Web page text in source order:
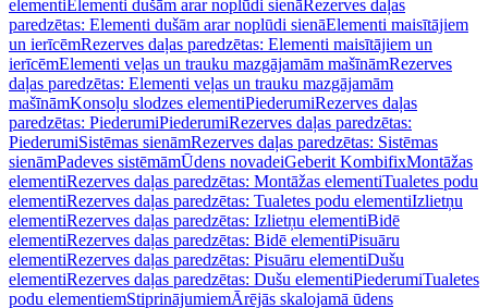
elementiElementi dušām arar noplūdi sienāRezerves daļas
paredzētas: Elementi dušām arar noplūdi sienāElementi maisītājiem
un ierīcēmRezerves daļas paredzētas: Elementi maisītājiem un
ierīcēmElementi veļas un trauku mazgājamām mašīnāmRezerves
daļas paredzētas: Elementi veļas un trauku mazgājamām
mašīnāmKonsoļu slodzes elementiPiederumiRezerves daļas
paredzētas: PiederumiPiederumiRezerves daļas paredzētas:
PiederumiSistēmas sienāmRezerves daļas paredzētas: Sistēmas
sienāmPadeves sistēmāmŪdens novadeiGeberit KombifixMontāžas
elementiRezerves daļas paredzētas: Montāžas elementiTualetes podu
elementiRezerves daļas paredzētas: Tualetes podu elementiIzlietņu
elementiRezerves daļas paredzētas: Izlietņu elementiBidē
elementiRezerves daļas paredzētas: Bidē elementiPisuāru
elementiRezerves daļas paredzētas: Pisuāru elementiDušu
elementiRezerves daļas paredzētas: Dušu elementiPiederumiTualetes
podu elementiemStiprinājumiemĀrējās skalojamā ūdens